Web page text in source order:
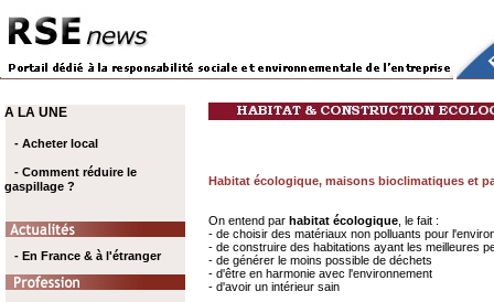
A LA UNE
- Acheter local
- Comment réduire le
gaspillage ?
- En France & à l'étranger
Habitat écologique, maisons bioclimatiques et
On entend par habitat écologique , le fait :
- de choisir des matériaux non polluants pour
- de construire des habitations ayant les meilleures
- de générer le moins possible de déchets
- d'être en harmonie avec l'environnement
- d'avoir un intérieur sain